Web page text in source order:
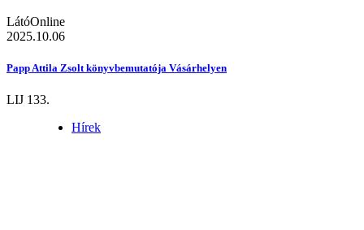
LátóOnline
2025.10.06
Papp Attila Zsolt könyvbemutatója Vásárhelyen
LIJ 133.
Hírek